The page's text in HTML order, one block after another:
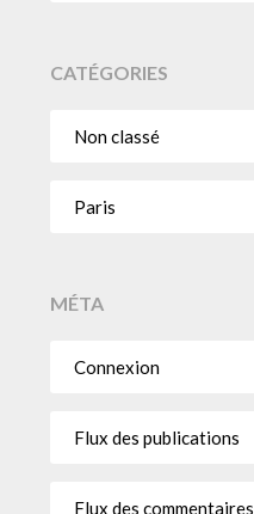
CATÉGORIES
Non classé
Paris
MÉTA
Connexion
Flux des publications
Flux des commentaires